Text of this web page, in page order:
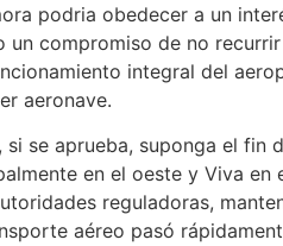
podria obedecer a un
compromiso de no
integral del
aeronave.
se aprueba, suponga el fin
en el oeste y Viva
reguladoras,
aéreo pasó